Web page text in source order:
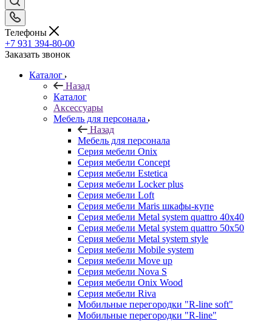
Телефоны
+7 931 394-80-00
Заказать звонок
Каталог
Назад
Каталог
Аксессуары
Мебель для персонала
Назад
Мебель для персонала
Серия мебели Onix
Серия мебели Concept
Серия мебели Estetica
Серия мебели Locker plus
Серия мебели Loft
Серия мебели Maris шкафы-купе
Серия мебели Metal system quattro 40x40
Серия мебели Metal system quattro 50x50
Серия мебели Metal system style
Серия мебели Mobile system
Серия мебели Move up
Серия мебели Nova S
Серия мебели Onix Wood
Серия мебели Riva
Мобильные перегородки "R-line soft"
Мобильные перегородки "R-line"